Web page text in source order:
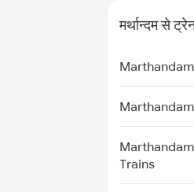
Mumbai to
Mumbai to
Chennai to
मर्थान्दम से ट्रेन
Trains